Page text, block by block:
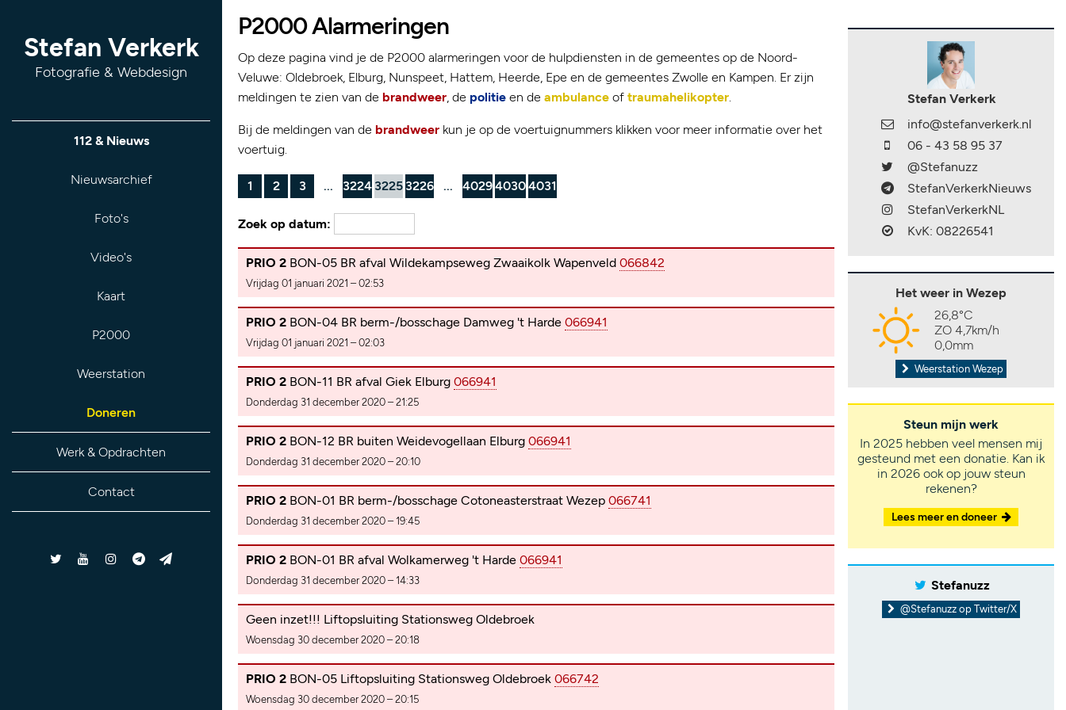
Stefan Verkerk
Fotografie & Webdesign
112 & Nieuws
Nieuwsarchief
Foto's
Video's
Kaart
P2000
Weerstation
Doneren
Werk & Opdrachten
Contact
P2000 Alarmeringen
Op deze pagina vind je de P2000 alarmeringen voor de hulpdiensten in de gemeentes op de Noord-
Veluwe: Oldebroek, Elburg, Nunspeet, Hattem, Heerde, Epe en de gemeentes Zwolle en Kampen. Er zijn
meldingen te zien van de brandweer, de politie en de ambulance of traumahelikopter.
Bij de meldingen van de brandweer kun je op de voertuignummers klikken voor meer informatie over het
voertuig.
1 2 3 ... 3224 3225 3226 ... 402940304031
Zoek op datum:
PRIO 2 BON-05 BR afval Wildekampseweg Zwaaikolk Wapenveld 066842
Vrijdag 01 januari 2021 – 02:53
PRIO 2 BON-04 BR berm-/bosschage Damweg 't Harde 066941
Vrijdag 01 januari 2021 – 02:03
PRIO 2 BON-11 BR afval Giek Elburg 066941
Donderdag 31 december 2020 – 21:25
PRIO 2 BON-12 BR buiten Weidevogellaan Elburg 066941
Donderdag 31 december 2020 – 20:10
PRIO 2 BON-01 BR berm-/bosschage Cotoneasterstraat Wezep 066741
Donderdag 31 december 2020 – 19:45
PRIO 2 BON-01 BR afval Wolkamerweg 't Harde 066941
Donderdag 31 december 2020 – 14:33
Geen inzet!!! Liftopsluiting Stationsweg Oldebroek
Woensdag 30 december 2020 – 20:18
PRIO 2 BON-05 Liftopsluiting Stationsweg Oldebroek 066742
Woensdag 30 december 2020 – 20:15
Stefan Verkerk
info@stefanverkerk.nl
06 - 43 58 95 37
@Stefanuzz
StefanVerkerkNieuws
StefanVerkerkNL
KvK: 08226541
Het weer in Wezep
26,8°C
ZO 4,7km/h
0,0mm
Weerstation Wezep
Steun mijn werk
In 2025 hebben veel mensen mij
gesteund met een donatie. Kan ik
in 2026 ook op jouw steun
rekenen?
Lees meer en doneer
Stefanuzz
@Stefanuzz op Twitter/X